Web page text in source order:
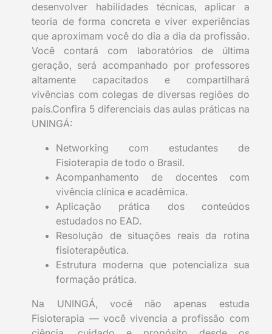
desenvolver habilidades técnicas, aplicar a
teoria de forma concreta e viver experiências
que aproximam você do dia a dia da profissão.
Você contará com laboratórios de última
geração, será acompanhado por professores
altamente capacitados e compartilhará
vivências com colegas de diversas regiões do
país.Confira 5 diferenciais das aulas práticas na
UNINGÁ:
Networking com estudantes de
Fisioterapia de todo o Brasil.
Acompanhamento de docentes com
vivência clínica e acadêmica.
Aplicação prática dos conteúdos
estudados no EAD.
Resolução de situações reais da rotina
fisioterapêutica.
Estrutura moderna que potencializa sua
formação prática.
Na UNINGÁ, você não apenas estuda
Fisioterapia — você vivencia a profissão com